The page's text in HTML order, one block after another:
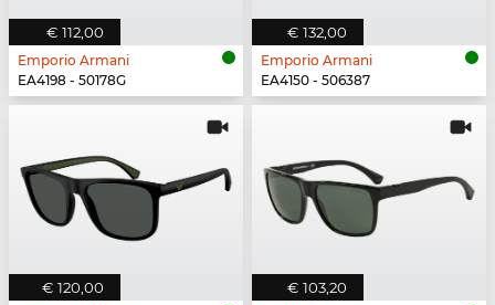
€ 112,00
Emporio Armani
EA4198 - 50178G
€ 132,00
Emporio Armani
EA4150 - 506387
€ 120,00 € 103,20